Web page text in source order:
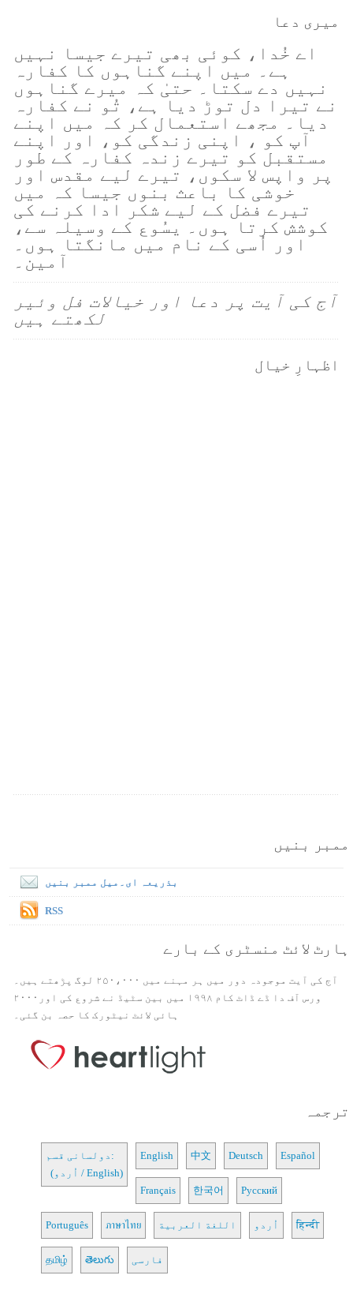
میری دعا
اے خُدا، کوئی بھی تیرے جیسا نہیں
ہے۔ میں اپنے گناہوں کا کفارہ
نہیں دے سکتا۔ حتیٰ کہ میرے گناہوں
نے تیرا دل توڑ دیا ہے، تُو نے کفارہ
دیا۔ مجھے استعمال کر کہ میں اپنے
آپ کو ، اپنی زندگی کو، اور اپنے
مستقبل کو تیرے زندہ کفارہ کے طور
پر واپس لا سکوں، تیرے لیے مقدس اور
خوشی کا باعث بنوں جیسا کہ میں
تیرے فضل کے لیے شکر ادا کرنے کی
کوشش کرتا ہوں۔ یسُوع کے وسیلہ سے،
اور اُسی کے نام میں مانگتا ہوں۔
آمین۔
آج کی آیت پر دعا اور خیالات فل وئیر
لکھتے ہیں
اظہارِ خیال
ممبر بنیں
بذریعہ ای۔میل ممبر بنیں
RSS
ہارٹ لائٹ منسٹری کے بارے
آج کی آیت موجودہ دور میں ہر مہنے میں ۲۵۰،۰۰۰ لوگ پڑھتے ہیں۔
ورس آف دا ڈے ڈاٹ کام ۱۹۹۸ میں بین سٹیڈ نے شروع کی اور۲۰۰۰
ہائی لائٹ نیٹورک کا حصہ بن گئی۔
ترجمہ
دولسانی قسم:
(اُردو / English)
English 中文 Deutsch Español
Français 한국어 Русский
Português ภาษาไทย اللغة العربية اُردو हिन्दी
தமிழ் తెలుగు فارسی